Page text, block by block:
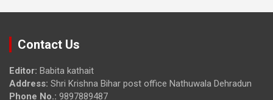
Contact Us
Editor: Babita kathait
Address: Shri Krishna Bihar post office Nathuwala Dehradun
Phone No.: 9897889487